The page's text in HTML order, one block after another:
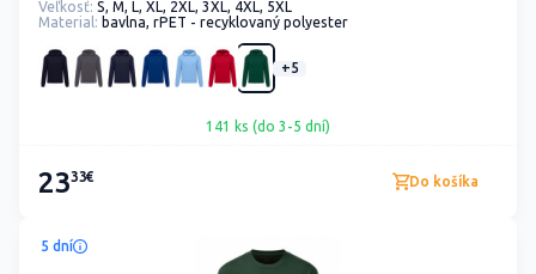
Veľkosť: S, M, L, XL, 2XL, 3XL, 4XL, 5XL
Material: bavlna, rPET - recyklovaný polyester
+5
141 ks (do 3-5 dní)
2333€ Do košíka
5 dní